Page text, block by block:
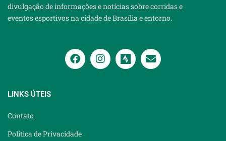
divulgação de informações e notícias sobre corridas e
eventos esportivos na cidade de Brasília e entorno.
LINKS ÚTEIS
Contato
Política de Privacidade